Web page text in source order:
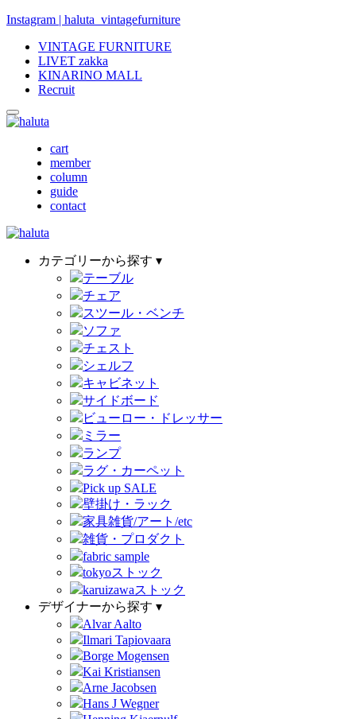
Instagram | haluta_vintagefurniture
VINTAGE FURNITURE
LIVET zakka
KINARINO MALL
Recruit
cart
member
column
guide
contact
カテゴリーから探す ▾
テーブル
チェア
スツール・ベンチ
ソファ
チェスト
シェルフ
キャビネット
サイドボード
ビューロー・ドレッサー
ミラー
ランプ
ラグ・カーペット
Pick up SALE
壁掛け・ラック
家具雑貨/アート/etc
雑貨・プロダクト
fabric sample
tokyoストック
karuizawaストック
デザイナーから探す ▾
Alvar Aalto
Ilmari Tapiovaara
Borge Mogensen
Kai Kristiansen
Arne Jacobsen
Hans J Wegner